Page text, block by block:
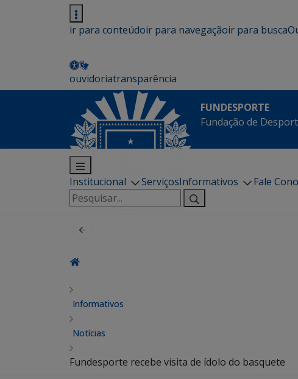
ir para conteúdoir para navegaçãoir para busca
ouvidoriatransparência
FUNDESPORTE
Fundação de
Institucional ServiçosInformativos
Fale
Pesquisar
por:
Informativos
Notícias
Fundesporte recebe visita de ídolo do basquete